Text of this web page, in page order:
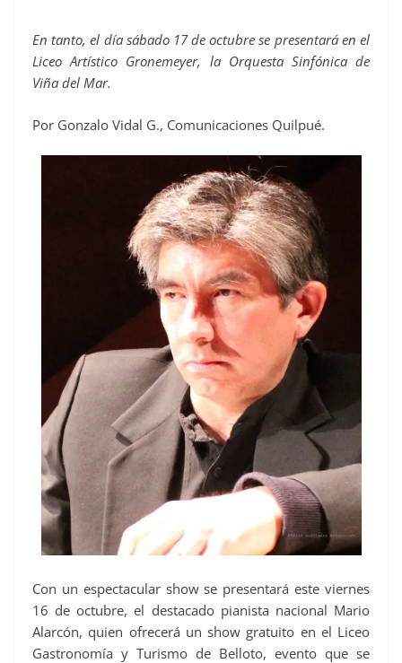
En tanto, el día sábado 17 de octubre se presentará en el
Liceo Artístico Gronemeyer, la Orquesta Sinfónica de
Viña del Mar.
Por Gonzalo Vidal G., Comunicaciones Quilpué.
Con un espectacular show se presentará este viernes
16 de octubre, el destacado pianista nacional Mario
Alarcón, quien ofrecerá un show gratuito en el Liceo
Gastronomía y Turismo de Belloto, evento que se